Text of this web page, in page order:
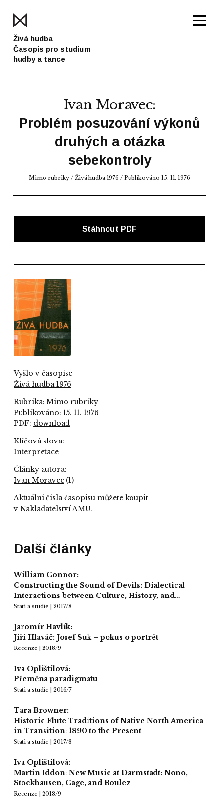
Živá hudba
Časopis pro studium
hudby a tance
Ivan Moravec:
Problém posuzování výkonů
druhých a otázka
sebekontroly
Mimo rubriky / Živá hudba 1976 / Publikováno 15. 11. 1976
Stáhnout PDF
Vyšlo v časopise
Živá hudba 1976
Rubrika: Mimo rubriky
Publikováno: 15. 11. 1976
PDF: download
Klíčová slova:
Interpretace
Články autora:
Ivan Moravec (1)
Aktuální čísla časopisu můžete koupit
v Nakladatelství AMU.
Další články
William Connor:
Constructing the Sound of Devils: Dialectical
Interactions between Culture, History, and…
Stati a studie | 2017/8
Jaromír Havlík:
Jiří Hlaváč: Josef Suk – pokus o portrét
Recenze | 2018/9
Iva Oplištilová:
Přeměna paradigmatu
Stati a studie | 2016/7
Tara Browner:
Historic Flute Traditions of Native North America
in Transition: 1890 to the Present
Stati a studie | 2017/8
Iva Oplištilová:
Martin Iddon: New Music at Darmstadt: Nono,
Stockhausen, Cage, and Boulez
Recenze | 2018/9